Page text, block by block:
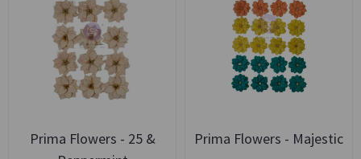
Prima Flowers - 25 &
Prima Flowers - Majestic